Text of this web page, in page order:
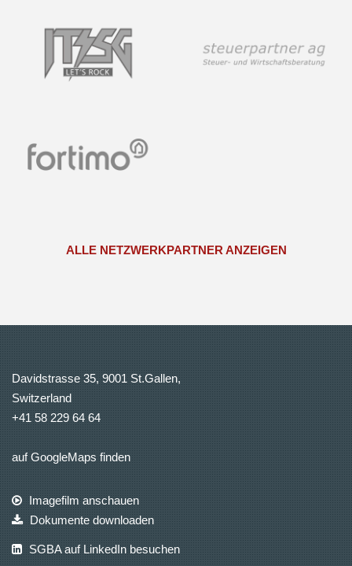
ALLE NETZWERKPARTNER ANZEIGEN
Davidstrasse 35, 9001 St.Gallen,
Switzerland
+41 58 229 64 64
auf GoogleMaps finden
Imagefilm anschauen
Dokumente downloaden
SGBA auf LinkedIn besuchen